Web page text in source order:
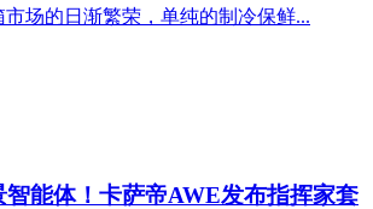
的日渐繁荣，单纯的制冷保鲜...
能体！卡萨帝AWE发布指挥家套